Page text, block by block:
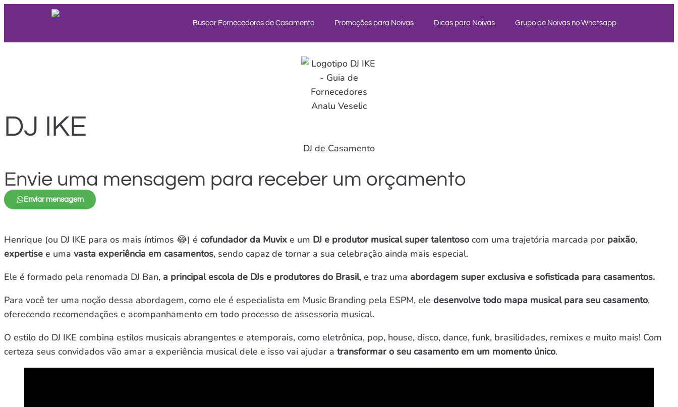
Buscar Fornecedores de Casamento Promoções para Noivas Dicas para Noivas Grupo de Noivas no Whatsapp
DJ IKE
DJ de Casamento
Envie uma mensagem para receber um orçamento
Enviar mensagem
Henrique (ou DJ IKE para os mais íntimos 😂) é cofundador da Muvix e um DJ e produtor musical super talentoso com uma trajetória marcada por paixão,
expertise e uma vasta experiência em casamentos, sendo capaz de tornar a sua celebração ainda mais especial.
Ele é formado pela renomada DJ Ban, a principal escola de DJs e produtores do Brasil, e traz uma abordagem super exclusiva e sofisticada para casamentos.
Para você ter uma noção dessa abordagem, como ele é especialista em Music Branding pela ESPM, ele desenvolve todo mapa musical para seu casamento,
oferecendo recomendações e acompanhamento em todo processo de assessoria musical.
O estilo do DJ IKE combina estilos musicais abrangentes e atemporais, como eletrônica, pop, house, disco, dance, funk, brasilidades, remixes e muito mais! Com
certeza seus convidados vão amar a experiência musical dele e isso vai ajudar a transformar o seu casamento em um momento único.